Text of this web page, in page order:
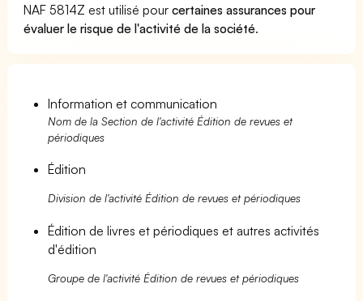
NAF 5814Z est utilisé pourcertaines assurances pour
évaluer le risque de l'activité de la société.
Information et communication
Nom de la Section de l'activité Édition de revues et
périodiques
Édition
Division de l'activité Édition de revues et périodiques
Édition de livres et périodiques et autres activités
d'édition
Groupe de l'activité Édition de revues et périodiques